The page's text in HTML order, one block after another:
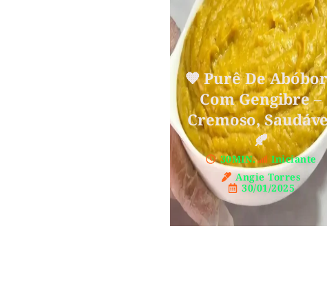
🧡 Purê De
Com Gengibre –
Cremoso,
🍂
30MIN.
Iniciante
Angie Torres
30/01/2025